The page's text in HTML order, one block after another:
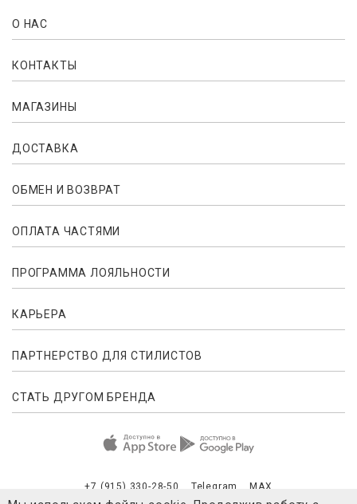
О НАС
КОНТАКТЫ
МАГАЗИНЫ
ДОСТАВКА
ОБМЕН И ВОЗВРАТ
ОПЛАТА ЧАСТЯМИ
ПРОГРАММА ЛОЯЛЬНОСТИ
КАРЬЕРА
ПАРТНЕРСТВО ДЛЯ СТИЛИСТОВ
СТАТЬ ДРУГОМ БРЕНДА
+7 (915) 330-28-50 Telegram MAX